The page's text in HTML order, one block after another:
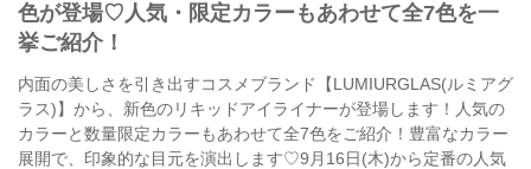
色が登場♡人気・限定カラーもあわせて全7色を一
挙ご紹介！
内面の美しさを引き出すコスメブランド【LUMIURGLAS(ルミアグ
ラス)】から、新色のリキッドアイライナーが登場します！人気の
カラーと数量限定カラーもあわせて全7色をご紹介！豊富なカラー
展開で、印象的な目元を演出します♡9月16日(木)から定番の人気